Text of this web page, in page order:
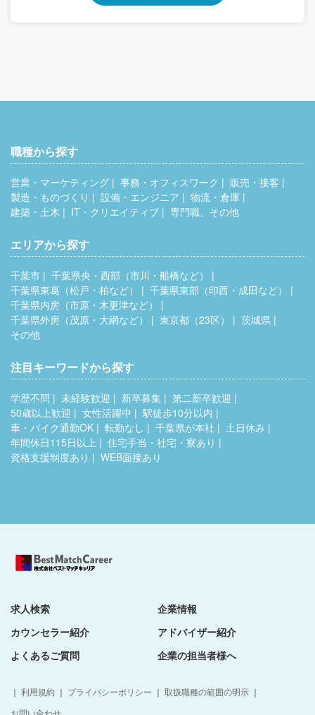
職種から探す
営業・マーケティング 事務・オフィスワーク
販売・接客
製造・ものづくり
設備・エンジニア
物流・倉庫
建築・土木
IT・クリエイティブ 専門職、その他
エリアから探す
千葉市
千葉県央・西部（市川・船橋など）
千葉県東葛（松戸・柏など）
千葉県東部（印西・成田など）
千葉県内房（市原・木更津など）
千葉県外房（茂原・大網など）
東京都（23区）
茨城県
その他
注目キーワードから探す
学歴不問 未経験歓迎 新卒募集
第二新卒歓迎
50歳以上歓迎
女性活躍中
駅徒歩10分以内
車・バイク通勤OK
転勤なし 千葉県が本社
土日休み
年間休日115日以上
住宅手当・社宅・寮あり
資格支援制度あり
WEB面接あり
求人検索
企業情報
カウンセラー紹介
アドバイザー紹介
よくあるご質問
企業の担当者様へ
｜ 利用規約 ｜ プライバシーポリシー ｜ 取扱職種の範囲の明示 ｜
お問い合わせ